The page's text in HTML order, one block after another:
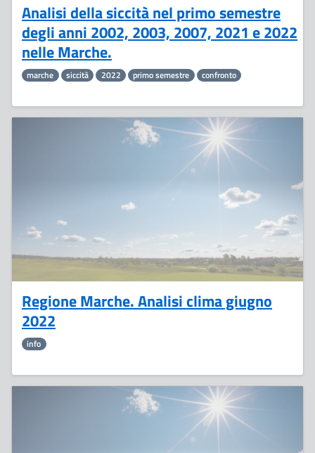
Analisi della siccità nel primo semestre
degli anni 2002, 2003, 2007, 2021 e 2022
nelle Marche.
marche siccità 2022 primo semestre confronto
Regione Marche. Analisi clima giugno
2022
info